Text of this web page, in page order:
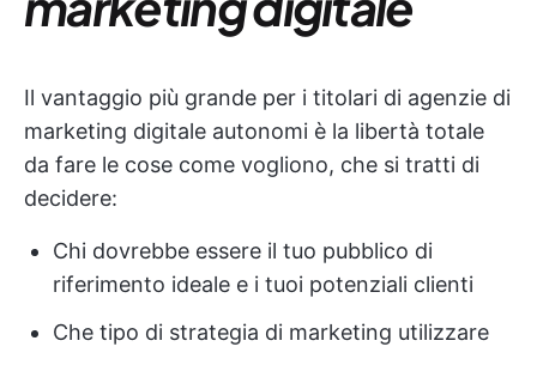
Il vantaggio più grande per i titolari di agenzie di
marketing digitale autonomi è la libertà totale
da fare le cose come vogliono, che si tratti di
decidere:
Chi dovrebbe essere il tuo pubblico di
riferimento ideale e i tuoi potenziali clienti
Che tipo di strategia di marketing utilizzare